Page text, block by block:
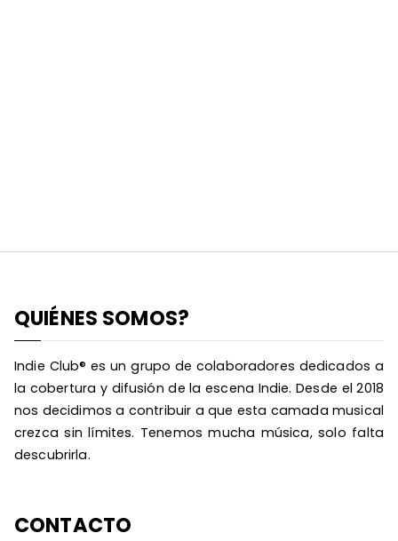
QUIÉNES SOMOS?
Indie Club® es un grupo de colaboradores dedicados a
la cobertura y difusión de la escena Indie. Desde el 2018
nos decidimos a contribuir a que esta camada musical
crezca sin límites. Tenemos mucha música, solo falta
descubrirla.
CONTACTO